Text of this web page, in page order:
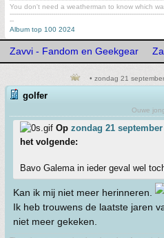
You don't need a weatherman to know which
--
Album top 100 2024
Zavvi - Fandom en Geekgear
• zondag 21
golfer
Ouwe
Op zondag 21 september
het volgende:
Bavo Galema in ieder geval wel
Kan ik mij niet meer herinneren.
Ik heb trouwens de laatste jaren
niet meer gekeken.